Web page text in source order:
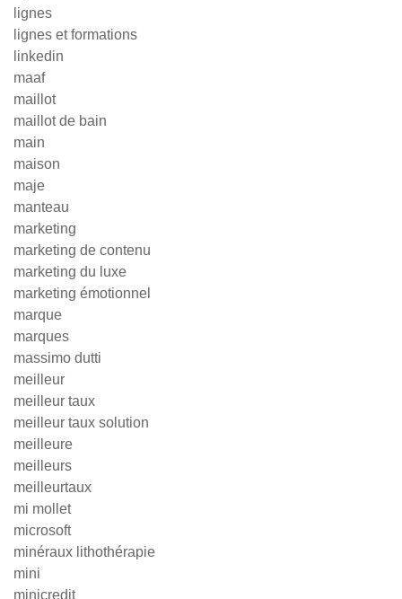
lignes
lignes et formations
linkedin
maaf
maillot
maillot de bain
main
maison
maje
manteau
marketing
marketing de contenu
marketing du luxe
marketing émotionnel
marque
marques
massimo dutti
meilleur
meilleur taux
meilleur taux solution
meilleure
meilleurs
meilleurtaux
mi mollet
microsoft
minéraux lithothérapie
mini
minicredit